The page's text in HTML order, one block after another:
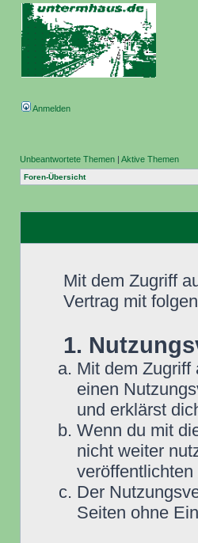
Anmelden
Unbeantwortete Themen | Aktive Themen
Foren-Übersicht
Mit dem Zugriff
Vertrag mit
1.
Mit dem Zugriff
einen
und erklärst
Wenn du mit
nicht weiter
Der
Seiten ohne